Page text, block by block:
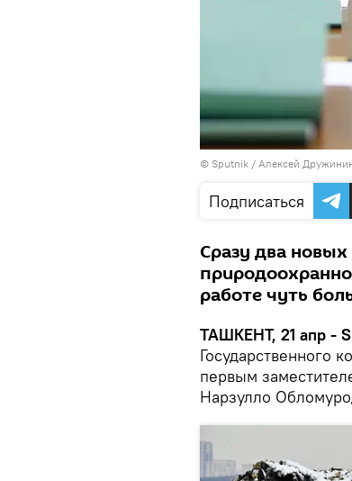
© Sputnik / Алексей
Подписаться
Сразу два
работе чуть
ТАШКЕНТ, 21 апр -
Государственного
первым
Нарзулло